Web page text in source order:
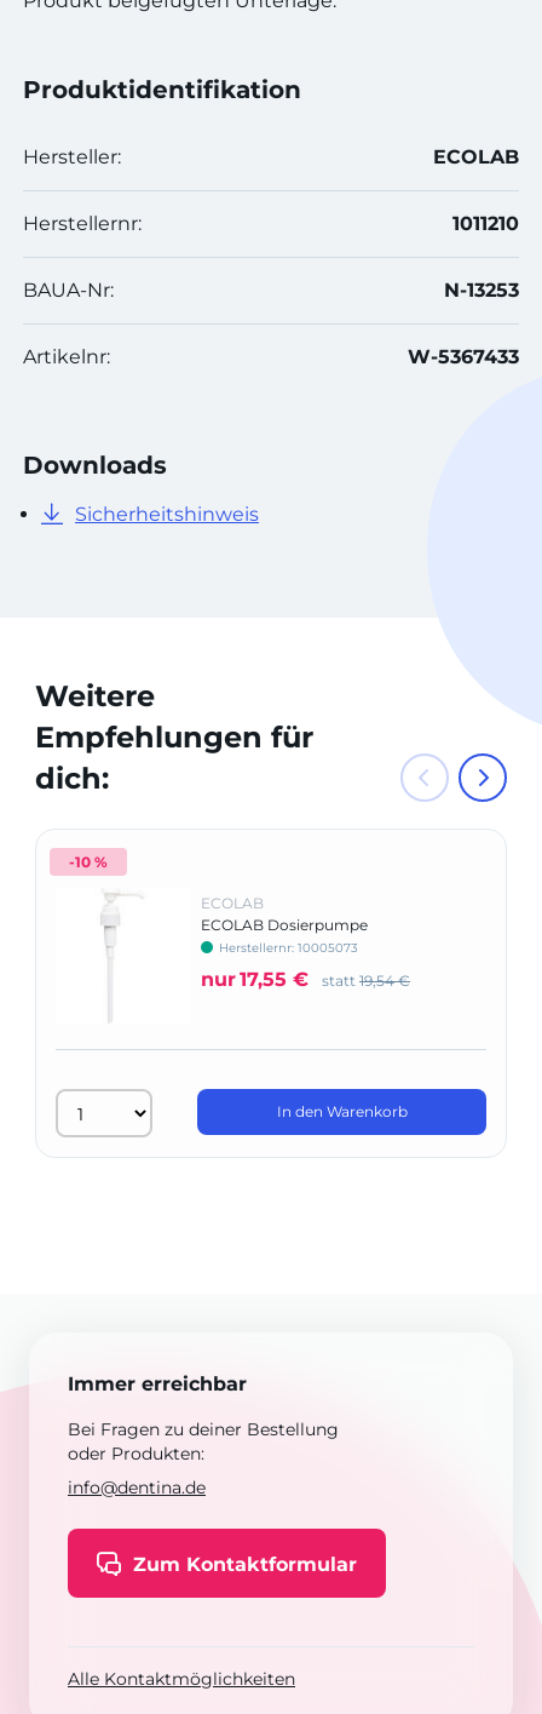
Produktidentifikation
Hersteller: ECOLAB
Herstellernr: 1011210
BAUA-Nr: N-13253
Artikelnr: W-5367433
Downloads
Sicherheitshinweis
Weitere
Empfehlungen für
dich:
-10 %
ECOLAB
ECOLAB Dosierpumpe
Herstellernr: 10005073
nur17,55 € statt 19,54 €
In den Warenkorb
Immer erreichbar
Bei Fragen zu deiner Bestellung
oder Produkten:
info@dentina.de
Zum Kontaktformular
Alle Kontaktmöglichkeiten